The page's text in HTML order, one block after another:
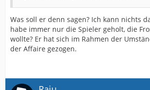
Was soll er denn sagen? Ich kann nichts
habe immer nur die Spieler geholt, die
wollte? Er hat sich im Rahmen der
der Affaire gezogen.